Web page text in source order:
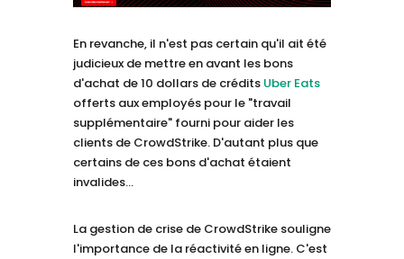
En revanche, il n'est pas certain qu'il ait été
judicieux de mettre en avant les bons
d'achat de 10 dollars de crédits Uber Eats
offerts aux employés pour le "travail
supplémentaire" fourni pour aider les
clients de CrowdStrike. D'autant plus que
certains de ces bons d'achat étaient
invalides…
La gestion de crise de CrowdStrike souligne
l'importance de la réactivité en ligne. C'est